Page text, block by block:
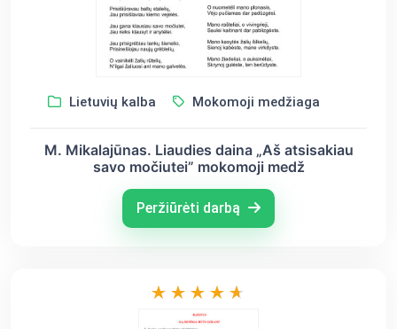
Lietuvių kalba Mokomoji medžiaga
M. Mikalajūnas. Liaudies daina „Aš atsisakiau
savo močiutei” mokomoji medž
Peržiūrėti darbą